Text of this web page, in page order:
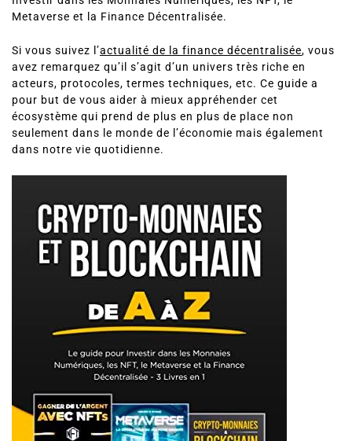
Metaverse et la Finance Décentralisée.
Si vous suivez l’actualité de la finance décentralisée, vous
avez remarquez qu’il s’agit d’un univers très riche en
acteurs, protocoles, termes techniques, etc. Ce guide a
pour but de vous aider à mieux appréhender cet
écosystème qui prend de plus en plus de place non
seulement dans le monde de l’économie mais également
dans notre vie quotidienne.